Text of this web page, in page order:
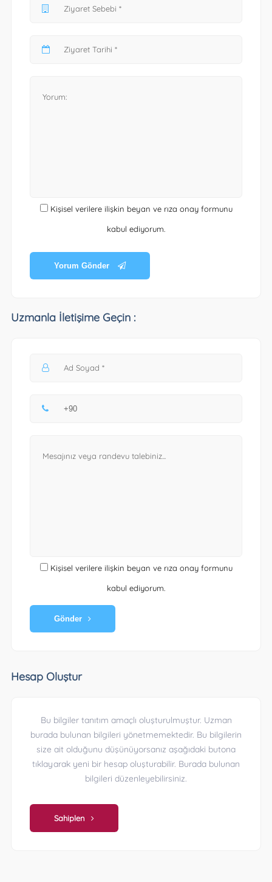
Kişisel verilere ilişkin beyan ve rıza onay formunu
kabul ediyorum.
Yorum Gönder
Uzmanla İletişime Geçin :
Kişisel verilere ilişkin beyan ve rıza onay formunu
kabul ediyorum.
Gönder
Hesap Oluştur
Bu bilgiler tanıtım amaçlı oluşturulmuştur. Uzman
burada bulunan bilgileri yönetmemektedir. Bu bilgilerin
size ait olduğunu düşünüyorsanız aşağıdaki butona
tıklayarak yeni bir hesap oluşturabilir. Burada bulunan
bilgileri düzenleyebilirsiniz.
Sahiplen